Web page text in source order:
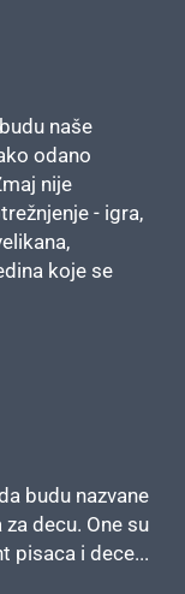
naše
odano
nije
- igra,
koje se
budu nazvane
decu. One su
pisaca i dece...